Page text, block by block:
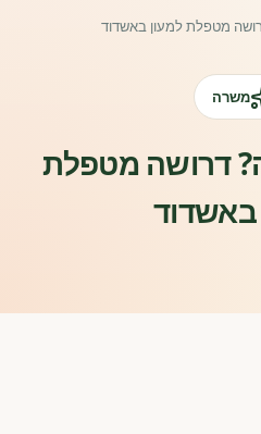
| גיל הרך 0-6
מטפלת למעון באשדוד
משרה
דרושה מטפלת
באשדוד